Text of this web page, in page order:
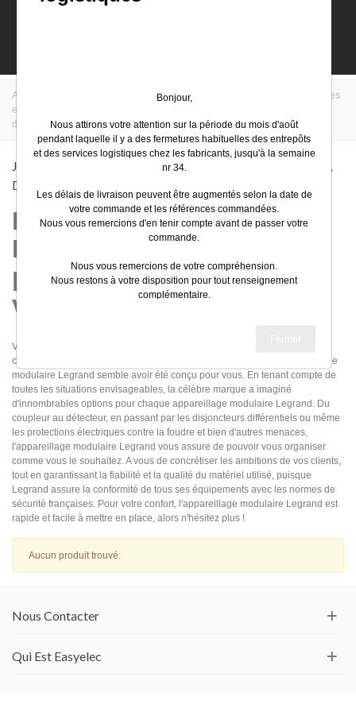
Accueil >
Protection et distribution résidentielles
et tertiaires
disjoncteurs de branchement, peignes
Jusqu'à 36kVA : Disjoncteurs Et Interrupteurs Différentiels,
Disjoncteurs De Branchement, Peignes
L'appareillage modulaire
Legrand, des accessoires
pour travailler comme
vous voulez !
Vous cherchez à organiser la distribution électrique de votre chantier en
cours et répondre aux nombreuses exigences de vos clients. L'appareillage
modulaire Legrand semble avoir été conçu pour vous. En tenant compte de
toutes les situations envisageables, la célèbre marque a imaginé
d'innombrables options pour chaque appareillage modulaire Legrand. Du
coupleur au détecteur, en passant par les disjoncteurs différentiels ou même
les protections électriques contre la foudre et bien d'autres menaces,
l'appareillage modulaire Legrand vous assure de pouvoir vous organiser
comme vous le souhaitez. A vous de concrétiser les ambitions de vos clients,
tout en garantissant la fiabilité et la qualité du matériel utilisé, puisque
Legrand assure la conformité de tous ses équipements avec les normes de
sécurité françaises. Pour votre confort, l'appareillage modulaire Legrand est
rapide et facile à mettre en place, alors n'hésitez plus !
Aucun produit trouvé.
Nous Contacter
Qui Est Easyelec
Bonjour,
Nous attirons votre attention sur la période du mois d'août
pendant laquelle il y a des fermetures habituelles des entrepôts
et des services logistiques chez les fabricants, jusqu'à la semaine
nr 34.
Les délais de livraison peuvent être augmentés selon la date de
votre commande et les références commandées.
Nous vous remercions d'en tenir compte avant de passer votre
commande.
Nous vous remercions de votre compréhension.
Nous restons à votre disposition pour tout renseignement
complémentaire.